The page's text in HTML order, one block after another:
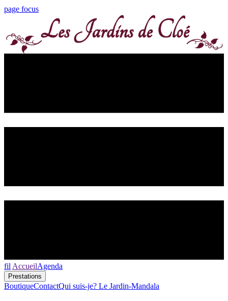
page focus
fil AccueilAgenda
Prestations
BoutiqueContactQui suis-je?Le Jardin-Mandala